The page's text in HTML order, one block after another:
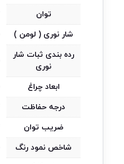
توان
شار نوری ( لومن )
رده بندی ثبات شار
نوری
ابعاد چراغ
درجه حفاظت
ضریب توان
شاخص نمود رنگ